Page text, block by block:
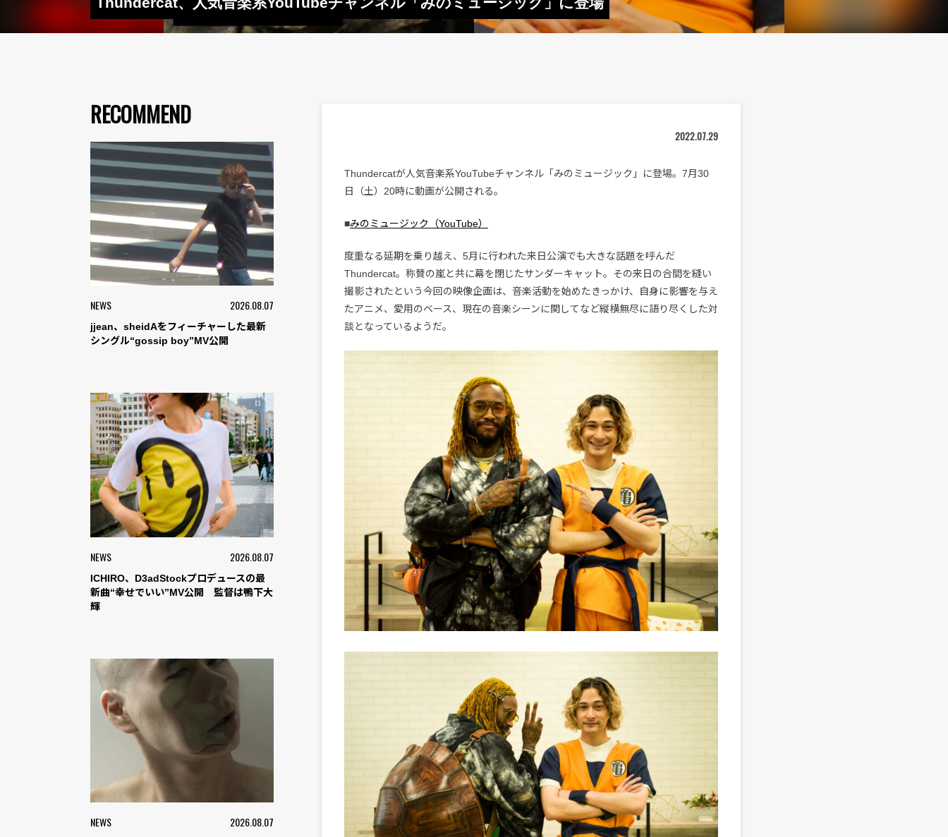
RECOMMEND
NEWS 2026.08.07
jjean、sheidAをフィーチャーした最新
シングル“gossip boy”MV公開
NEWS 2026.08.07
ICHIRO、D3adStockプロデュースの最
新曲“幸せでいい”MV公開 監督は鴨下大
輝
NEWS 2026.08.07
2022.07.29
Thundercatが人気音楽系YouTubeチャンネル「みのミュージック」に登場。7月30
日（土）20時に動画が公開される。
■みのミュージック（YouTube）
度重なる延期を乗り越え、5月に行われた来日公演でも大きな話題を呼んだ
Thundercat。称賛の嵐と共に幕を閉じたサンダーキャット。その来日の合間を縫い
撮影されたという今回の映像企画は、音楽活動を始めたきっかけ、自身に影響を与え
たアニメ、愛用のベース、現在の音楽シーンに関してなど縦横無尽に語り尽くした対
談となっているようだ。